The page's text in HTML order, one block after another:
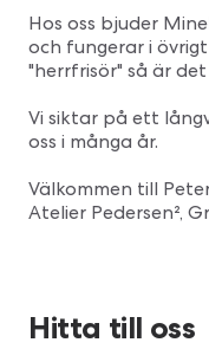
Hos oss bjuder
och fungerar i
"herrfrisör" så är
Vi siktar på ett
oss i många år.
Välkommen till
Atelier Pedersen²,
Hitta till oss